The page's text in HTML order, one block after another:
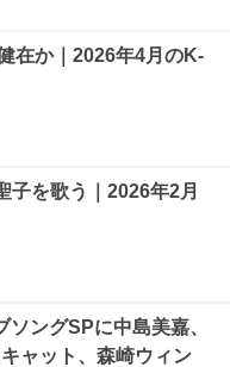
在か｜2026年4月のK-
子を歌う｜2026年2月
ソングSPに中島美嘉、
ャット、森崎ウィン